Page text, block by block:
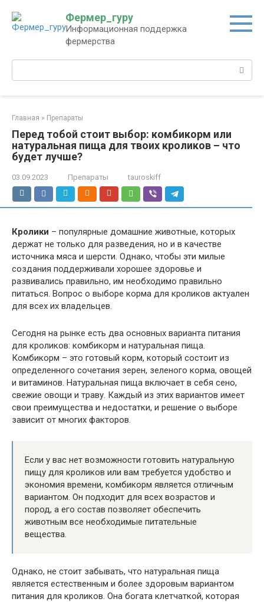
контенту
Фермер_гуру
Информационная поддержка
фермерства
Поиск:
Главная » Препараты
Перед тобой стоит выбор: комбикорм или
натуральная пища для твоих кроликов – что
будет лучше?
03.09.2023 Препараты tauroskiff
Кролики – популярные домашние животные, которых
держат не только для разведения, но и в качестве
источника мяса и шерсти. Однако, чтобы эти милые
создания поддерживали хорошее здоровье и
развивались правильно, им необходимо правильно
питаться. Вопрос о выборе корма для кроликов актуален
для всех их владельцев.
Сегодня на рынке есть два основных варианта питания
для кроликов: комбикорм и натуральная пища.
Комбикорм – это готовый корм, который состоит из
определенного сочетания зерен, зеленого корма, овощей
и витаминов. Натуральная пища включает в себя сено,
свежие овощи и траву. Каждый из этих вариантов имеет
свои преимущества и недостатки, и решение о выборе
зависит от многих факторов.
Если у вас нет возможности готовить натуральную
пищу для кроликов или вам требуется удобство и
экономия времени, комбикорм является отличным
вариантом. Он подходит для всех возрастов и
пород, а его состав позволяет обеспечить
животным все необходимые питательные
вещества.
Однако, не стоит забывать, что натуральная пища
является естественным и более здоровым вариантом
питания для кроликов. Она богата клетчаткой, которая